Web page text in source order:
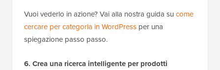
Vuoi vederlo in azione? Vai alla nostra guida su come
cercare per categoria in WordPress per una
spiegazione passo passo.
6. Crea una ricerca intelligente per prodotti